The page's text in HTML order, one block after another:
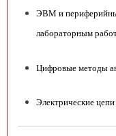
ЭВМ и
лабораторным
Цифровые методы
Электрические